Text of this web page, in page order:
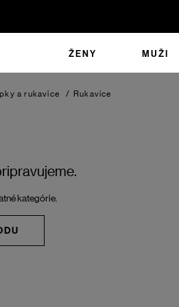
ŽENY MUŽI
a rukavice / Rukavice
kategórie.